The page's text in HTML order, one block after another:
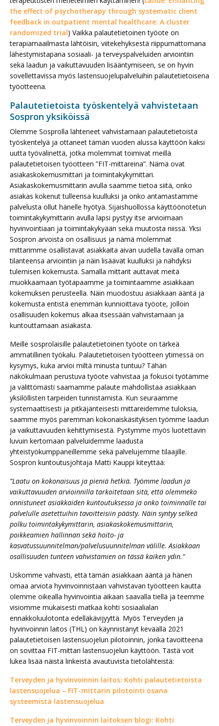
the effect of psychotherapy through systematic client
feedback in outpatient mental healthcare: A cluster
randomized trial) Vaikka palautetietoinen työote on
terapiamaailmasta lähtöisin, viitekehyksestä riippumattomana
lähestymistapana sosiaali- ja terveyspalveluiden arviointiin
sekä laadun ja vaikuttavuuden lisääntymiseen, se on hyvin
sovellettavissa myös lastensuojelupalveluihin palautetietoisena
työotteena.
Palautetietoista työskentelyä vahvistetaan
Sospron yksiköissä
Olemme Sosprolla lähteneet vahvistamaan palautetietoista
työskentelyä ja ottaneet tämän vuoden alussa käyttöön kaksi
uutta työvälinettä, jotka molemmat toimivat meillä
palautetietoisen työotteen ”FIT-mittareina”. Nämä ovat
asiakaskokemusmittari ja toimintakykymittari.
Asiakaskokemusmittarin avulla saamme tietoa siitä, onko
asiakas kokenut tulleensa kuulluksi ja onko antamastamme
palvelusta ollut hänelle hyötyä. Sijaishuollossa käyttöönotetun
toimintakykymittarin avulla lapsi pystyy itse arvioimaan
hyvinvointiaan ja toimintakykyään sekä muutosta niissä. Yksi
Sospron arvoista on osallisuus ja nämä molemmat
mittarimme osallistavat asiakkaita aivan uudella tavalla oman
tilanteensa arviointiin ja näin lisäävät kuulluksi ja nähdyksi
tulemisen kokemusta. Samalla mittarit auttavat meitä
muokkaamaan työtapaamme ja toimintaamme asiakkaan
kokemuksen perusteella. Näin muodostuu asiakkaan ääntä ja
kokemusta entistä enemmän kunnioittava työote, jolloin
osallisuuden kokemus alkaa itsessään vahvistamaan ja
kuntouttamaan asiakasta.
Meille sosprolaisille palautetietoinen työote on tärkeä
ammatillinen työkalu. Palautetietoisen työotteen ytimessä on
kysymys, kuka arvioi miltä minusta tuntuu? Tähän
näkökulmaan perustuva työote vahvistaa ja fokusoi työtämme
ja välittömästi saamamme palaute mahdollistaa asiakkaan
yksilöllisten tarpeiden tunnistamista. Kun seuraamme
systemaattisesti ja pitkäjänteisesti mittareidemme tuloksia,
saamme myös paremman kokonaiskäsityksen työmme laadun
ja vaikuttavuuden kehittymisestä. Pystymme myös luotettavin
luvuin kertomaan palveluidemme laadusta
yhteistyökumppaneillemme sekä palvelujemme tilaajille.
Sospron kuntoutusjohtaja Matti Kauppi kiteyttää:
”Laatu on kokonaisuus ja pieniä hetkiä. Työmme laadun ja
vaikuttavuuden arvioinnilla tarkoitetaan sitä, että olemmeko
onnistuneet asiakkaiden kuntoutuksessa ja onko toiminnalle tai
palvelulle asetettuihin tavoitteisiin päästy. Näin syntyy selkeä
polku toimintakykymittarin, asiakaskokemusmittarin,
poikkeamien hallinnan sekä hoito- ja
kasvatussuunnitelman/palvelusuunnitelman välille. Asiakkaan
osallisuuden tunteen vahvistamien on tässä kaiken ydin.”
Uskomme vahvasti, että tämän asiakkaan ääntä ja hänen
omaa arviota hyvinvoinnistaan vahvistavan työotteen kautta
olemme oikealla hyvinvointia aikaan saavalla tiellä ja teemme
visiomme mukaisesti matkaa kohti sosiaalialan
ennakkoluulotonta edelläkävijyyttä. Myös Terveyden ja
hyvinvoinnin laitos (THL) on käynnistänyt keväällä 2021
palautetietoisen lastensuojelun pilotoinnin, jonka tavoitteena
on sovittaa FIT-mittari lastensuojelun käyttöön. Tästä voit
lukea lisää näistä linkeistä avautuvista tietolähteistä:
Terveyden ja hyvinvoinnin laitos: Kohti palautetietoista
lastensuojelua – FIT-mittarin pilotointi osana
systeemistä lastensuojelua
Terveyden ja hyvinvoinnin laitoksen blogi: Kohti